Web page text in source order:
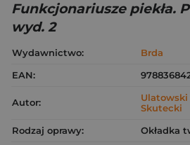
Funkcjonariusze piekła.
wyd. 2
Wydawnictwo:
Brda
EAN:
Autor: Ulatowski
Skutecki
Rodzaj oprawy:
Okładka